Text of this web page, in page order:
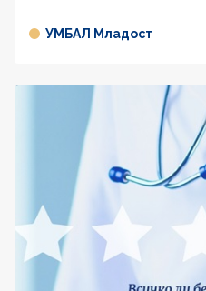
УМБАЛ Младост